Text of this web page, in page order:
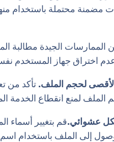
مضمنة محتملة باستخدام
من الممارسات الجيدة مطالبة
اختراق جهاز المستخدم
تأكد من
الملف لمنع انقطاع الخدمة
قم بتغيير أسماء
إلى الملف باستخدام اسم